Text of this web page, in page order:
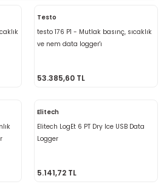
Testo
testo 176 P1 - Mutlak basınç, sıcaklık
ve nem data logger'ı
53.385,60 TL
Elitech
Elitech LogEt 6 PT Dry Ice USB Data
Logger
5.141,72 TL